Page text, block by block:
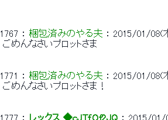
1767 ： 梱包済みのやる夫 ： 2015/01/08(
ごめんなさいプロットさま
1771 ： 梱包済みのやる夫 ： 2015/01/08(
ごめんなさいプロットさま！